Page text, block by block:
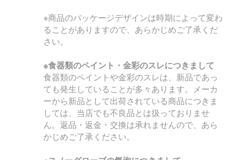
※商品のパッケージデザインは時期によって変わ
ることがありますので、あらかじめご了承くだ
さい。
※食器類のペイント・金彩のスレにつきまして
食器類のペイントや金彩のスレは、新品であっ
ても発生していることが多々あります。メーカ
ーから新品として出荷されている商品につきま
しては、当店でも不良品とは扱っておりませ
ん。返品・返金・交換は承れませんので、あら
かじめご了承ください。